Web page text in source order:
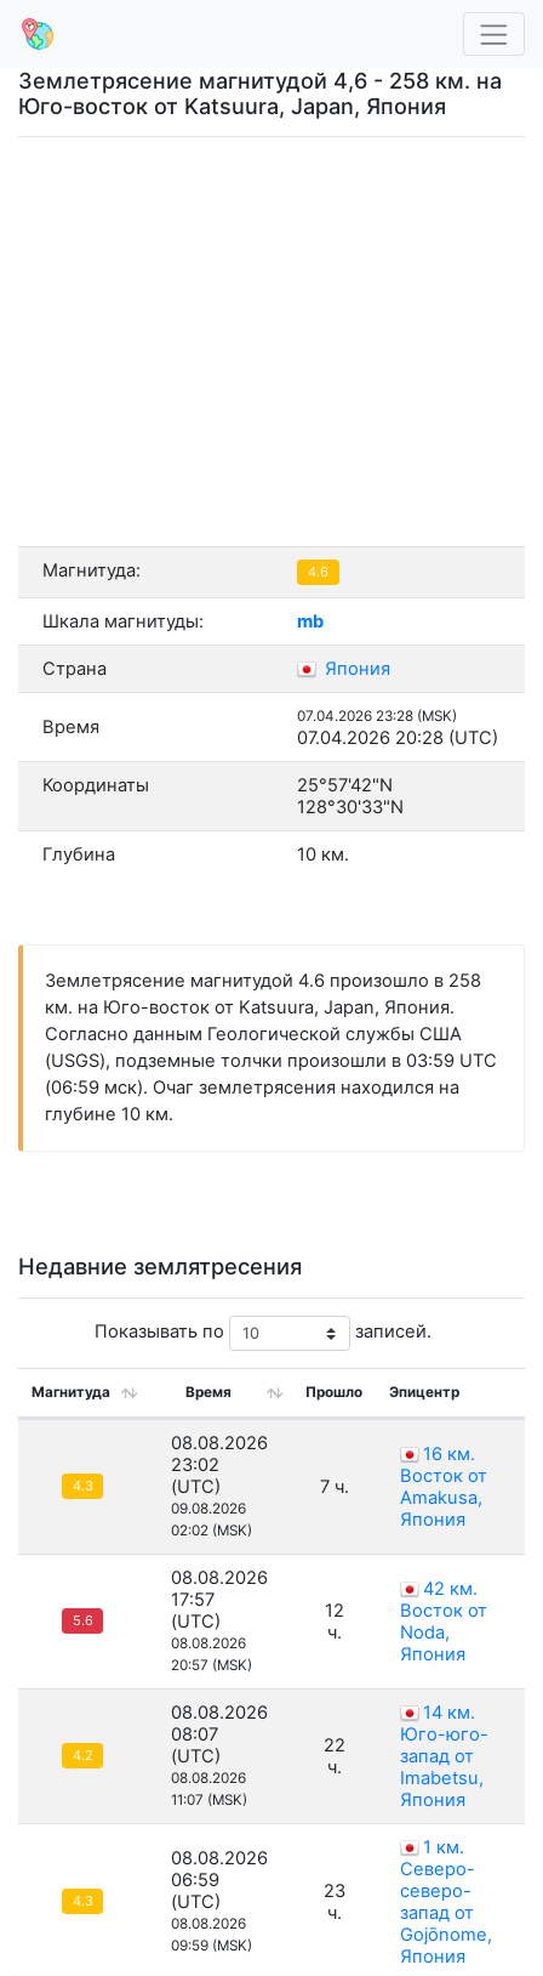
Землетрясение магнитудой 4,6 - 258 км. на
Юго-восток от Katsuura, Japan, Япония
Магнитуда: 4.6
Шкала магнитуды: mb
Страна Япония
Время 07.04.2026 23:28 (MSK)
07.04.2026 20:28 (UTC)
Координаты
25°57'42"N
128°30'33"N
Глубина 10 км.
Землетрясение магнитудой 4.6 произошло в 258
км. на Юго-восток от Katsuura, Japan, Япония.
Согласно данным Геологической службы США
(USGS), подземные толчки произошли в 03:59 UTC
(06:59 мск). Очаг землетрясения находился на
глубине 10 км.
Недавние землятресения
Показывать по записей.
Магнитуда Время Прошло Эпицентр
4.3
08.08.2026
23:02
(UTC)
09.08.2026
02:02 (MSK)
7 ч.
16 км.
Восток от
Amakusa,
Япония
5.6
08.08.2026
17:57
(UTC)
08.08.2026
20:57 (MSK)
12
ч.
42 км.
Восток от
Noda,
Япония
4.2
08.08.2026
08:07
(UTC)
08.08.2026
11:07 (MSK)
22
ч.
14 км.
Юго-юго-
запад от
Imabetsu,
Япония
4.3
08.08.2026
06:59
(UTC)
08.08.2026
09:59 (MSK)
23
ч.
1 км.
Северо-
северо-
запад от
Gojōnome,
Япония